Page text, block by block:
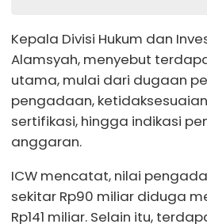
Kepala Divisi Hukum dan
Alamsyah, menyebut
utama, mulai dari dugaan
pengadaan,
sertifikasi, hingga indikasi
anggaran.
ICW mencatat, nilai
sekitar Rp90 miliar diduga
Rp141 miliar. Selain itu,